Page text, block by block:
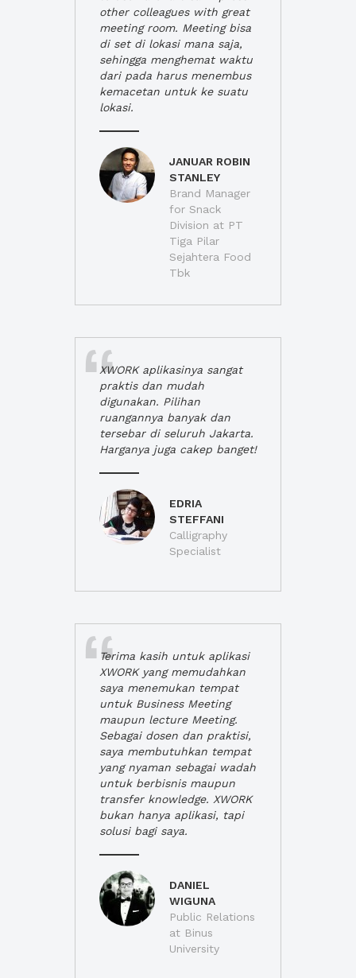
other colleagues with great
meeting room. Meeting bisa
di set di lokasi mana saja,
sehingga menghemat waktu
dari pada harus menembus
kemacetan untuk ke suatu
lokasi.
JANUAR ROBIN
STANLEY
Brand Manager
for Snack
Division at PT
Tiga Pilar
Sejahtera Food
Tbk
XWORK aplikasinya sangat
praktis dan mudah
digunakan. Pilihan
ruangannya banyak dan
tersebar di seluruh Jakarta.
Harganya juga cakep banget!
EDRIA
STEFFANI
Calligraphy
Specialist
Terima kasih untuk aplikasi
XWORK yang memudahkan
saya menemukan tempat
untuk Business Meeting
maupun lecture Meeting.
Sebagai dosen dan praktisi,
saya membutuhkan tempat
yang nyaman sebagai wadah
untuk berbisnis maupun
transfer knowledge. XWORK
bukan hanya aplikasi, tapi
solusi bagi saya.
DANIEL
WIGUNA
Public Relations
at Binus
University